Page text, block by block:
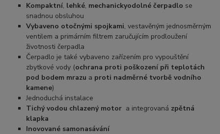
Kompaktní, lehké, mechanickyodolné čerpadlo se
snadnou obsluhou
Vybaveno otočnými spojkami, vestavěným jednosměrným
ventilem a primárním filtrem zaručujícím prodloužení
životnosti čerpadla
Čerpadlo je také vybaveno zařízením pro vypouštění
zbytkové vody (ochrana proti poškození při teplotách
pod bodem mrazu a proti nadměrné tvorbě vodního
kamene)
Jednoduchá instalace
Tichý vodou chlazený motor a integrovaná zpětná
klapka
Inovované samonasávání